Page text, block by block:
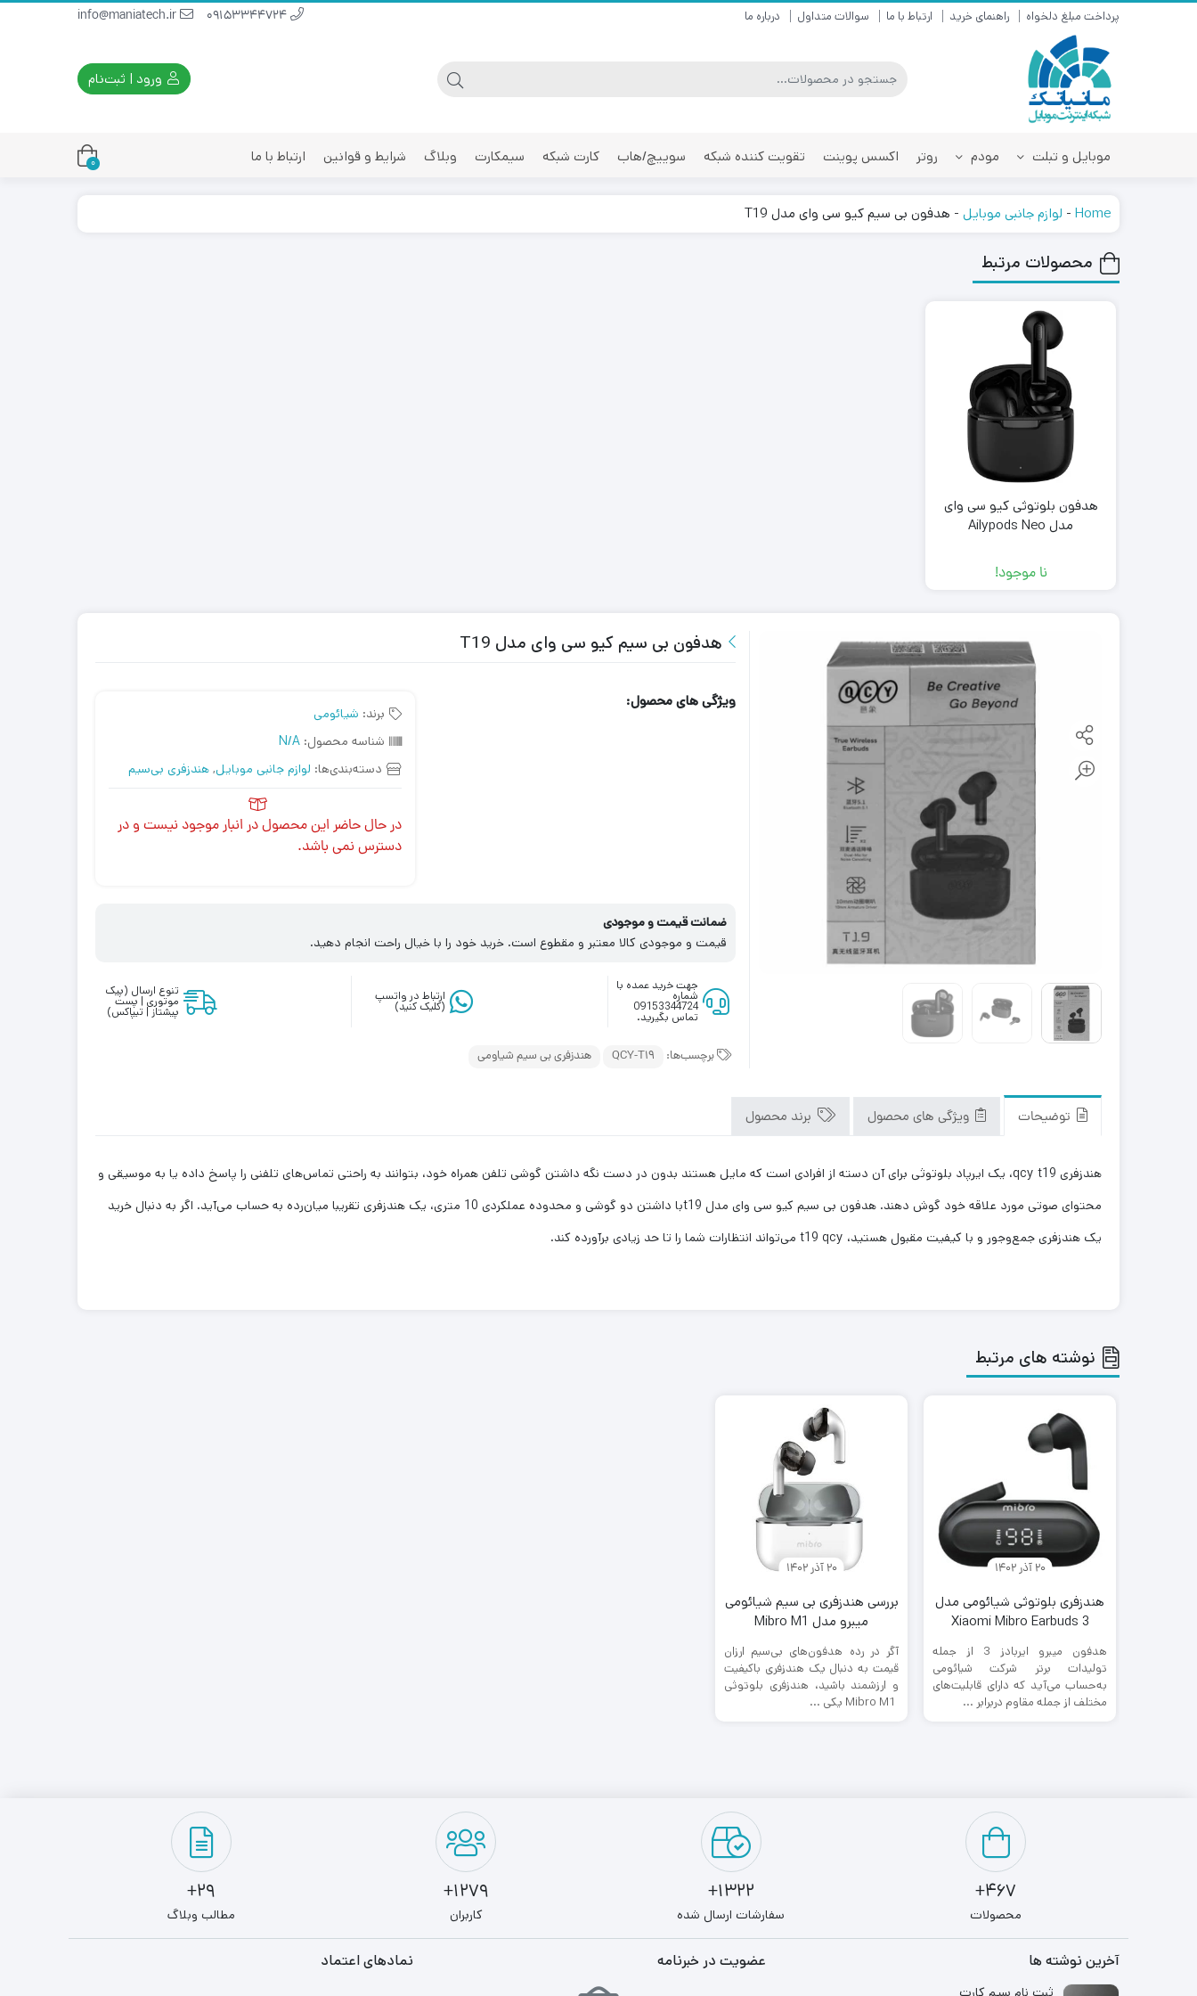
پرداخت مبلغ دلخواه راهنمای خرید ارتباط با ما سوالات متداول درباره ما
ورود | ثبت‌نام
موبایل و تبلت مودم روتر اکسس پوینت تقویت کننده شبکه سوییچ/هاب کارت شبکه سیمکارت وبلاگ شرایط و قوانین ارتباط با ما 0
Home
- لوازم جانبی موبایل - هدفون بی سیم کیو سی وای مدل T19
محصولات مرتبط
هدفون بلوتوثی کیو سی وای
مدل Ailypods Neo
نا موجود!
هدفون بی سیم کیو سی وای مدل T19
ویژگی های محصول:
برند: شیائومی
شناسه محصول: N/A
دسته‌بندی‌ها: لوازم جانبی موبایل, هندزفری بی‌سیم
در حال حاضر این محصول در انبار موجود نیست و در
دسترس نمی باشد.
ضمانت قیمت و موجودی
قیمت و موجودی کالا معتبر و مقطوع است. خرید خود را با خیال راحت انجام دهید.
جهت خرید عمده با
شماره
09153344724
تماس بگیرید.
ارتباط در واتسپ
(کلیک کنید)
تنوع ارسال (پیک
موتوری | پست
پیشتاز | تیپاکس)
برچسب‌ها: QCY-T19 هندزفری بی سیم شیاومی
توضیحات ویژگی های محصول برند محصول
هندزفری qcy t19، یک ایرپاد بلوتوثی برای آن دسته از افرادی است که مایل هستند بدون در دست نگه داشتن گوشی تلفن همراه خود، بتوانند به راحتی تماس‌های تلفنی را پاسخ داده یا به موسیقی و
محتوای صوتی مورد علاقه خود گوش دهند. هدفون بی سیم کیو سی وای مدل t19با داشتن دو گوشی و محدوده عملکردی 10 متری، یک هندزفری تقریبا میان‌رده به حساب می‌آید. اگر به دنبال خرید
یک هندزفری جمع‌وجور و با کیفیت مقبول هستید، t19 qcy می‌تواند انتظارات شما را تا حد زیادی برآورده کند.
نوشته های مرتبط
20 آذر 1402
هندزفری بلوتوثی شیائومی مدل
Xiaomi Mibro Earbuds 3
هدفون میبرو ایربادز 3 از جمله
تولیدات برتر شرکت شیائومی
به‌‌حساب می‌آید که دارای قابلیت‌های
مختلف از جمله مقاوم دربرابر ...
20 آذر 1402
بررسی هندزفری بی سیم شیائومی
میبرو مدل Mibro M1
آگر در رده هدفون‌های بی‌سیم ارزان
قیمت به دنبال یک هندزفری باکیفیت
و ارزشمند باشید، هندزفری بلوتوثی
467+
محصولات
1322+
سفارشات ارسال شده
1279+
کاربران
29+
مطالب وبلاگ
آخرین نوشته ها عضویت در خبرنامه نمادهای اعتماد